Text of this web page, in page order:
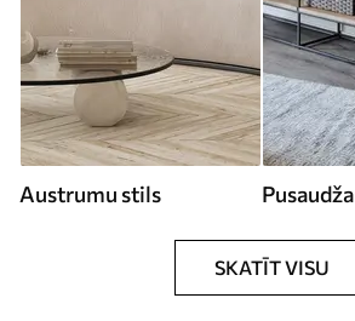
Austrumu stils
SKATĪT VISU